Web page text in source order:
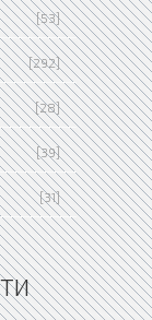
[53]
[292]
[28]
[39]
[31]